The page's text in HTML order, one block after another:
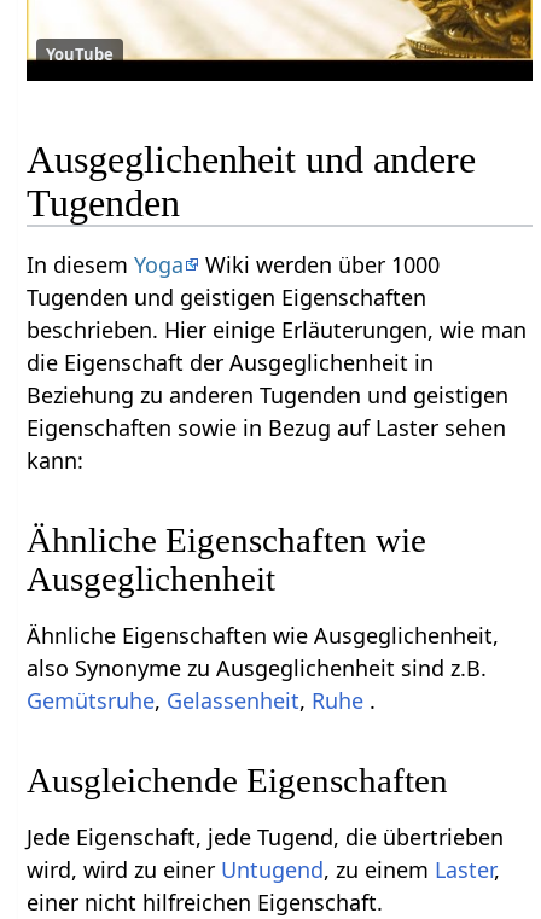
YouTube
Ausgeglichenheit und andere
Tugenden
In diesemYoga
Wiki werden über 1000
Tugenden und geistigen Eigenschaften
beschrieben. Hier einige Erläuterungen, wie man
die Eigenschaft der Ausgeglichenheit in
Beziehung zu anderen Tugenden und geistigen
Eigenschaften sowie in Bezug auf Laster sehen
kann:
Ähnliche Eigenschaften wie
Ausgeglichenheit
Ähnliche Eigenschaften wie Ausgeglichenheit,
also Synonyme zu Ausgeglichenheit sind z.B.
Gemütsruhe, Gelassenheit, Ruhe .
Ausgleichende Eigenschaften
Jede Eigenschaft, jede Tugend, die übertrieben
wird, wird zu einer Untugend, zu einem Laster,
einer nicht hilfreichen Eigenschaft.